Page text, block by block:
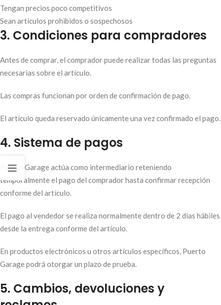
Tengan precios poco competitivos
Sean artículos prohibidos o sospechosos
3. Condiciones para compradores
Antes de comprar, el comprador puede realizar todas las preguntas
necesarias sobre el artículo.
Las compras funcionan por orden de confirmación de pago.
El artículo queda reservado únicamente una vez confirmado el pago.
4. Sistema de pagos
Puerto Garage actúa como intermediario reteniendo
temporalmente el pago del comprador hasta confirmar recepción
conforme del artículo.
El pago al vendedor se realiza normalmente dentro de 2 días hábiles
desde la entrega conforme del artículo.
En productos electrónicos u otros artículos específicos, Puerto
Garage podrá otorgar un plazo de prueba.
5. Cambios, devoluciones y